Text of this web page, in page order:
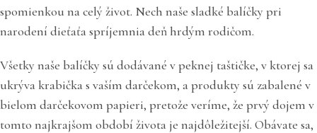
spomienkou na celý život. Nech naše sladké balíčky pri
narodení dieťaťa spríjemnia deň hrdým rodičom.
Všetky naše balíčky sú dodávané v peknej taštičke, v ktorej sa
ukrýva krabička s vaším darčekom, a produkty sú zabalené v
bielom darčekovom papieri, pretože veríme, že prvý dojem v
tomto najkrajšom období života je najdôležitejší. Obávate sa,